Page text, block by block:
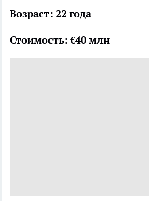
Возраст: 22 года
Стоимость: €40 млн